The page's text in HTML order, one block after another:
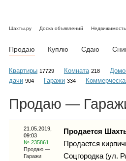
Каталог
Шахты.ру Доска объявлений Недвижимость
Продаю Куплю Сдаю
Квартиры 17729 Комната 218
дачи 904 Гаражи 334
Продаю —
21.05.2019,
09:03
№ 235861
Продаю —
Гаражи
Продается
Продается
Соцгородка (ул.